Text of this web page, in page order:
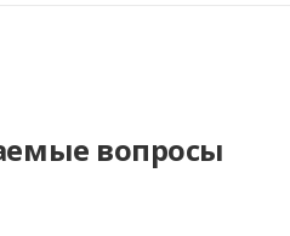
вопросы